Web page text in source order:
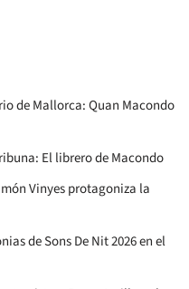
de Mallorca: Quan Macondo
El librero de Macondo
Vinyes protagoniza la
de Sons De Nit 2026 en el